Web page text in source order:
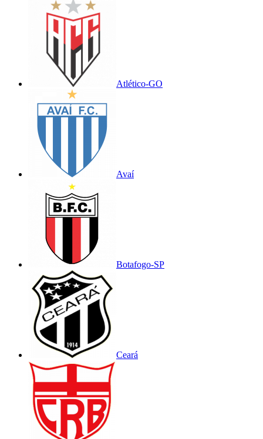
Atlético-GO
Avaí
Botafogo-SP
Ceará